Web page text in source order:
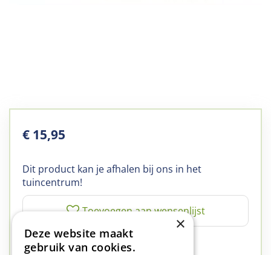
€ 15,95
Dit product kan je afhalen bij ons in het
tuincentrum!
✅A-kwaliteit planten
×
Deze website maakt
gebruik van cookies.